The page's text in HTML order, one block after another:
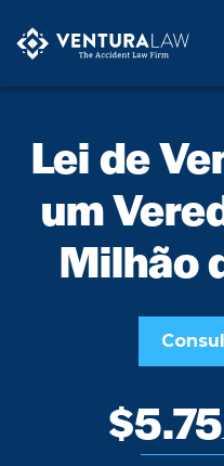
Lei de
um
Milhão
$5.75